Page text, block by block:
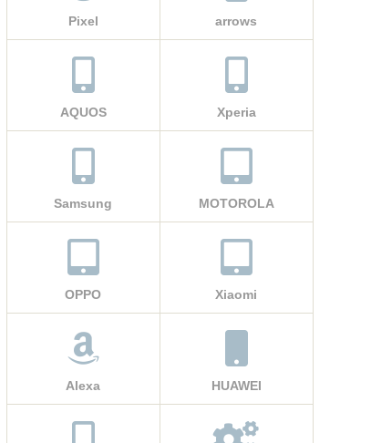
Pixel arrows
AQUOS Xperia
Samsung MOTOROLA
OPPO Xiaomi
Alexa HUAWEI